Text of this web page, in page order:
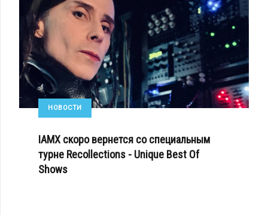
НОВОСТИ
IAMX скоро вернется со специальным
турне Recollections - Unique Best Of
Shows